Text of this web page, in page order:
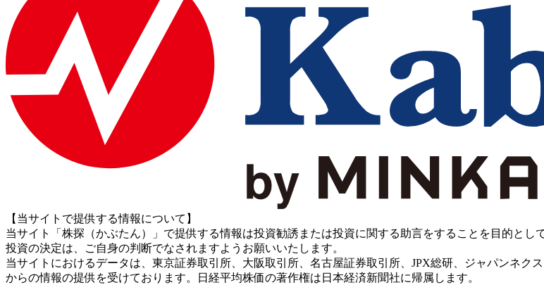
【当サイトで提供する情報について】
当サイト「株探（かぶたん）」で提供する情報は投資勧誘または投資に関する助言をすることを目的とし
投資の決定は、ご自身の判断でなされますようお願いいたします。
当サイトにおけるデータは、東京証券取引所、大阪取引所、名古屋証券取引所、JPX総研、ジャパンネクス
からの情報の提供を受けております。日経平均株価の著作権は日本経済新聞社に帰属します。